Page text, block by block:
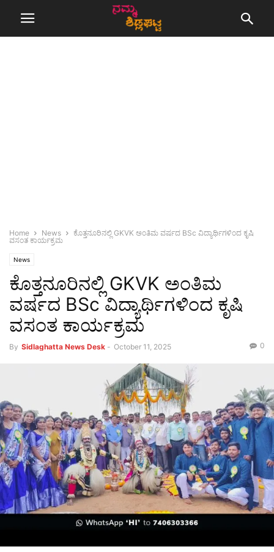
Home News
ಕೊತ್ತನೂರಿನಲ್ಲಿ GKVK ಅಂತಿಮ ವರ್ಷದ BSc ವಿದ್ಯಾರ್ಥಿಗಳಿಂದ ಕೃಷಿ
ವಸಂತ ಕಾರ್ಯಕ್ರಮ
News
ಕೊತ್ತನೂರಿನಲ್ಲಿ GKVK ಅಂತಿಮ
ವರ್ಷದ BSc ವಿದ್ಯಾರ್ಥಿಗಳಿಂದ ಕೃಷಿ
ವಸಂತ ಕಾರ್ಯಕ್ರಮ
By Sidlaghatta News Desk - October 11, 2025 0